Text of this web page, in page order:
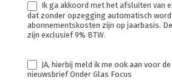
Ik ga akkoord met het afsluiten van
dat zonder opzegging automatisch
abonnementskosten zijn op jaarbasis.
zijn exclusief 9% BTW.
JA, hierbij meld ik me ook aan voor
nieuwsbrief Onder Glas Focus